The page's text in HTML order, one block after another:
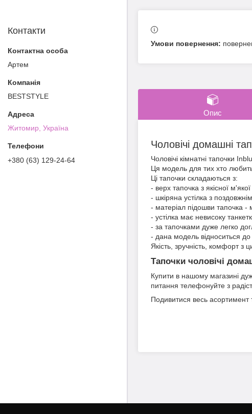
Опис
Чоловічі домашні
Чоловічі кімнатні тапочки Inblu
Ця модель для тих хто
Ці тапочки складаються з:
- верх тапочка з якісної
- шкіряна устілка з
- матеріал підошви тапочка -
- устілка має невисоку
- за тапочками дуже легко
- дана модель відноситься до
Якість, зручність, комфорт
Тапочки чоловічі
Купити в нашому магазині
питання телефонуйте з
Подивитися весь
Контакти
Артем
BESTSTYLE
Житомир, Україна
+380 (63) 129-24-64